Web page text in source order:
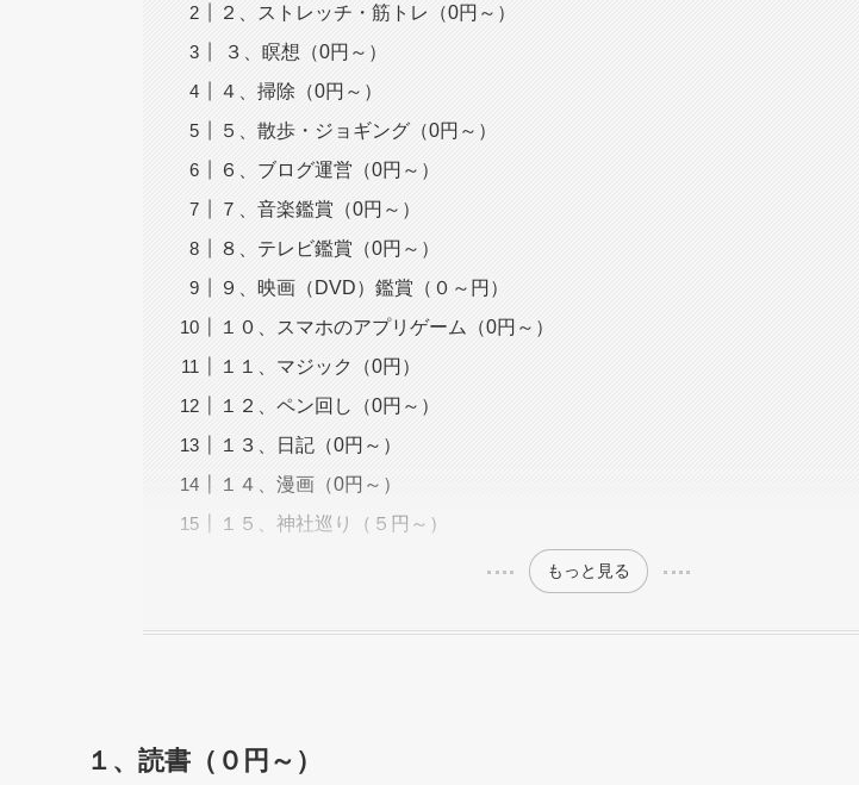
２、ストレッチ・筋トレ（0円～）
３、瞑想（0円～）
４、掃除（0円～）
５、散歩・ジョギング（0円～）
６、ブログ運営（0円～）
７、音楽鑑賞（0円～）
８、テレビ鑑賞（0円～）
９、映画（DVD）鑑賞（０～円）
１０、スマホのアプリゲーム（0円～）
１１、マジック（0円）
１２、ペン回し（0円～）
１３、日記（0円～）
１４、漫画（0円～）
１５、神社巡り（５円～）
もっと見る
１、読書（０円～）